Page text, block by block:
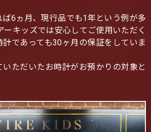
ば6ヵ月、現行品でも1年という例が多
ーキッズでは安心してご使用いただく
であっても30ヶ月の保証をしていま
ただいたお時計がお預かりの対象と